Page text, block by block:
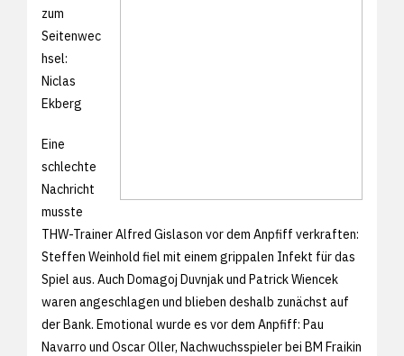
zum
Seitenwec
hsel:
Niclas
Ekberg
Eine
schlechte
Nachricht
musste
THW-Trainer Alfred Gislason vor dem Anpfiff verkraften:
Steffen Weinhold fiel mit einem grippalen Infekt für das
Spiel aus. Auch Domagoj Duvnjak und Patrick Wiencek
waren angeschlagen und blieben deshalb zunächst auf
der Bank. Emotional wurde es vor dem Anpfiff: Pau
Navarro und Oscar Oller, Nachwuchsspieler bei BM Fraikin